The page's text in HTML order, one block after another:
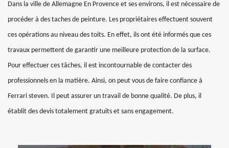
Dans la ville de Allemagne En Provence et ses environs, il est nécessaire de
procéder à des taches de peinture. Les propriétaires effectuent souvent
ces opérations au niveau des toits. En effet, ils ont été informés que ces
travaux permettent de garantir une meilleure protection de la surface.
Pour effectuer ces tâches, il est incontournable de contacter des
professionnels en la matière. Ainsi, on peut vous de faire confiance à
Ferrari steven. Il peut assurer un travail de bonne qualité. De plus, il
établit des devis totalement gratuits et sans engagement.